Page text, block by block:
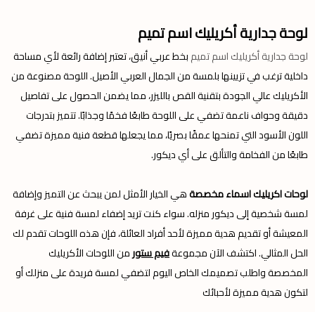
لوحة جدارية أكريليك اسم تميم
لوحة جدارية أكريليك اسم تميمبخط عربي أنيق، تعتبر إضافة رائعة لأي مساحة
داخلية ترغب في تزيينها بلمسة من الجمال العربي الأصيل. اللوحة مصنوعة من
الأكريليك عالي الجودة بتقنية القص بالليزر، مما يضمن الحصول على تفاصيل
دقيقة وحواف ناعمة تضفي على اللوحة طابعًا فخمًا وجذابًا. تتميز بتدرجات
اللون الأسود التي تمنحها عمقًا بصريًا، مما يجعلها قطعة فنية مميزة تضفي
طابعًا من الفخامة والتألق على أي ديكور.
لوحات اكريليك اسماء مخصصةهي الخيار الأمثل لمن يبحث عن التميز وإضافة
لمسة شخصية إلى ديكور منزله. سواء كنت تريد إضفاء لمسة فنية على غرفة
المعيشة أو تقديم هدية مميزة لأحد أفراد العائلة، فإن هذه اللوحات تقدم لك
الحل المثالي. اكتشف الآن مجموعةفيم ستورمن اللوحات الأكريليك
المخصصة واطلب تصميمك الخاص اليوم لتضفي لمسة فريدة على منزلك أو
لتكون هدية مميزة لأحبائك